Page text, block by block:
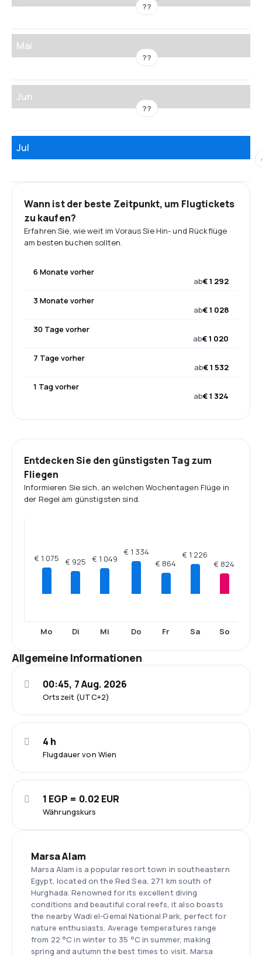
??
Mai
??
Jun
??
Jul
Wann ist der beste Zeitpunkt, um Flugtickets
zu kaufen?
Erfahren Sie, wie weit im Voraus Sie Hin- und Rückflüge
am besten buchen sollten.
6 Monate vorher
ab€ 1 292
3 Monate vorher
ab€ 1 028
30 Tage vorher
ab€ 1 020
7 Tage vorher
ab€ 1 532
1 Tag vorher
ab€ 1 324
Entdecken Sie den günstigsten Tag zum
Fliegen
Informieren Sie sich, an welchen Wochentagen Flüge in
der Regel am günstigsten sind.
€ 1 075
Mo
€ 925
Di
€ 1 049
Mi
€ 1 334
Do
€ 864
Fr
€ 1 226
Sa
€ 824
So
Allgemeine Informationen
Ortszeit (UTC+2)
00:45, 7 Aug. 2026
Flugdauer von Wien
4 h
Währungskurs
1 EGP = 0.02 EUR
Marsa Alam
Marsa Alam is a popular resort town in southeastern
Egypt, located on the Red Sea, 271 km south of
Hurghada. Renowned for its excellent diving
conditions and beautiful coral reefs, it also boasts
the nearby Wadi el-Gemal National Park, perfect for
nature enthusiasts. Average temperatures range
from 22 °C in winter to 35 °C in summer, making
spring and autumn the best times to visit. Marsa